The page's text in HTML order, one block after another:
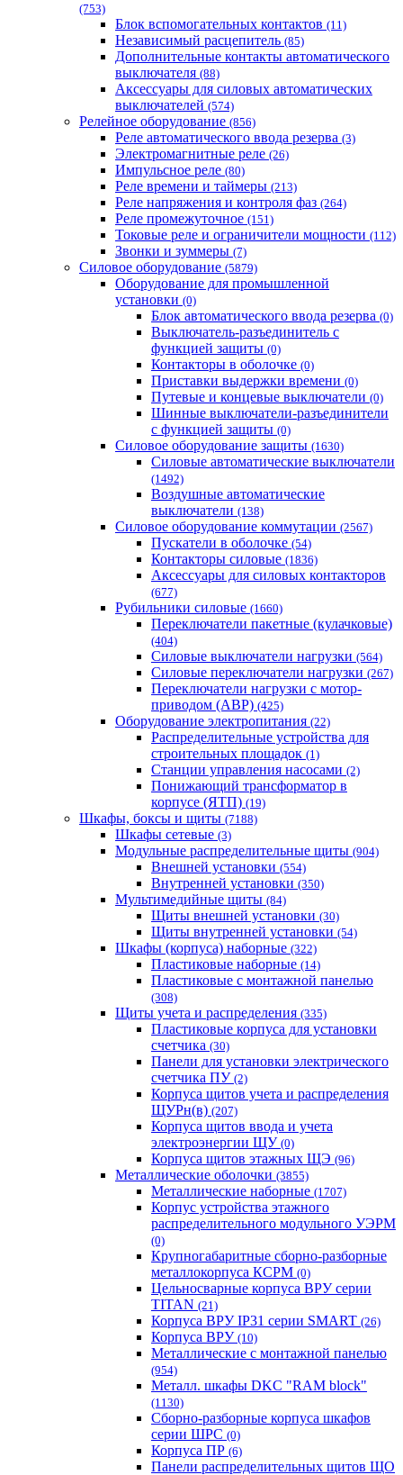
(753)
Блок вспомогательных контактов (11)
Независимый расцепитель (85)
Дополнительные контакты автоматического
выключателя (88)
Аксессуары для силовых автоматических
выключателей (574)
Релейное оборудование (856)
Реле автоматического ввода резерва (3)
Электромагнитные реле (26)
Импульсное реле (80)
Реле времени и таймеры (213)
Реле напряжения и контроля фаз (264)
Реле промежуточное (151)
Токовые реле и ограничители мощности (112)
Звонки и зуммеры (7)
Силовое оборудование (5879)
Оборудование для промышленной
установки (0)
Блок автоматического ввода резерва (0)
Выключатель-разъединитель с
функцией защиты (0)
Контакторы в оболочке (0)
Приставки выдержки времени (0)
Путевые и концевые выключатели (0)
Шинные выключатели-разъединители
с функцией защиты (0)
Силовое оборудование защиты (1630)
Силовые автоматические выключатели
(1492)
Воздушные автоматические
выключатели (138)
Силовое оборудование коммутации (2567)
Пускатели в оболочке (54)
Контакторы силовые (1836)
Аксессуары для силовых контакторов
(677)
Рубильники силовые (1660)
Переключатели пакетные (кулачковые)
(404)
Силовые выключатели нагрузки (564)
Cиловые переключатели нагрузки (267)
Переключатели нагрузки с мотор-
приводом (АВР) (425)
Оборудование электропитания (22)
Распределительные устройства для
строительных площадок (1)
Станции управления насосами (2)
Понижающий трансформатор в
корпусе (ЯТП) (19)
Шкафы, боксы и щиты (7188)
Шкафы сетевые (3)
Модульные распределительные щиты (904)
Внешней установки (554)
Внутренней установки (350)
Мультимедийные щиты (84)
Щиты внешней установки (30)
Щиты внутренней установки (54)
Шкафы (корпуса) наборные (322)
Пластиковые наборные (14)
Пластиковые с монтажной панелью
(308)
Щиты учета и распределения (335)
Пластиковые корпуса для установки
счетчика (30)
Панели для установки электрического
счетчика ПУ (2)
Корпуса щитов учета и распределения
ЩУРн(в) (207)
Корпуса щитов ввода и учета
электроэнергии ЩУ (0)
Корпуса щитов этажных ЩЭ (96)
Металлические оболочки (3855)
Металлические наборные (1707)
Корпус устройства этажного
распределительного модульного УЭРМ
(0)
Крупногабаритные сборно-разборные
металлокорпуса КСРМ (0)
Цельносварные корпуса ВРУ серии
TITAN (21)
Корпуса ВРУ IP31 серии SMART (26)
Корпуса ВРУ (10)
Металлические с монтажной панелью
(954)
Металл. шкафы DKC "RAM block"
(1130)
Сборно-разборные корпуса шкафов
серии ШРС (0)
Корпуса ПР (6)
Панели распределительных щитов ЩО